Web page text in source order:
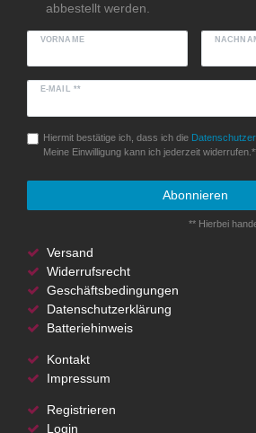
abbestellt werden.
VORNAME
E-MAIL **
Hiermit bestätige ich, dass ich die
Meine Einwilligung kann ich jederzeit
Abonnieren
** Hierbei
Versand
Widerrufsrecht
Geschäftsbedingungen
Datenschutzerklärung
Batteriehinweis
Kontakt
Impressum
Registrieren
Login